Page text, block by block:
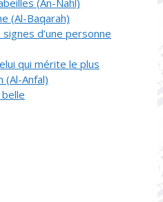
(Al-Baqarah)
d’une personne
qui mérite le plus
(Al-Anfal)